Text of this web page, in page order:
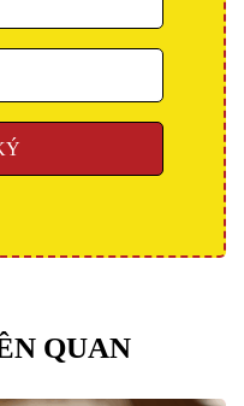
QUAN